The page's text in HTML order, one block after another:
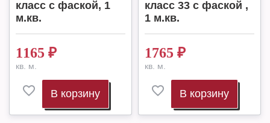
класс с фаской, 1
м.кв.
1165 ₽
кв. м.
В корзину
класс 33 с фаской ,
1 м.кв.
1765 ₽
кв. м.
В корзину